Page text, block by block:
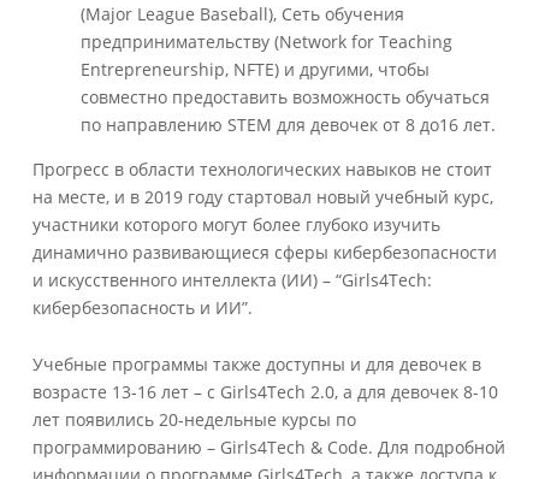
(Major League Baseball), Сеть обучения
предпринимательству (Network for Teaching
Entrepreneurship, NFTE) и другими, чтобы
совместно предоставить возможность обучаться
по направлению STEM для девочек от 8 до16 лет.
Прогресс в области технологических навыков не стоит
на месте, и в 2019 году стартовал новый учебный курс,
участники которого могут более глубоко изучить
динамично развивающиеся сферы кибербезопасности
и искусственного интеллекта (ИИ) – “Girls4Tech:
кибербезопасность и ИИ”.
Учебные программы также доступны и для девочек в
возрасте 13-16 лет – с Girls4Tech 2.0, а для девочек 8-10
лет появились 20-недельные курсы по
программированию – Girls4Tech & Code. Для подробной